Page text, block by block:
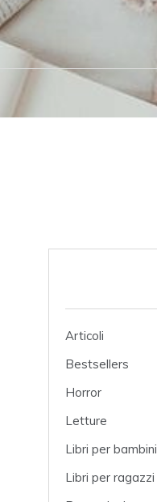
Articoli
Bestsellers
Horror
Letture
Libri per bambini
Libri per ragazzi